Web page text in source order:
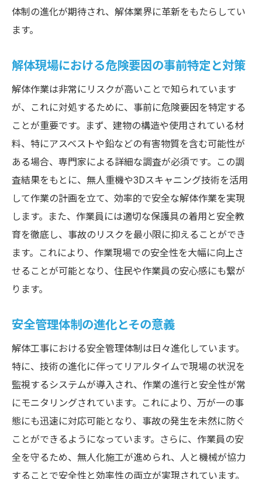
体制の進化が期待され、解体業界に革新をもたらしてい
ます。
解体現場における危険要因の事前特定と対策
解体作業は非常にリスクが高いことで知られています
が、これに対処するために、事前に危険要因を特定する
ことが重要です。まず、建物の構造や使用されている材
料、特にアスベストや鉛などの有害物質を含む可能性が
ある場合、専門家による詳細な調査が必須です。この調
査結果をもとに、無人重機や3Dスキャニング技術を活用
して作業の計画を立て、効率的で安全な解体作業を実現
します。また、作業員には適切な保護具の着用と安全教
育を徹底し、事故のリスクを最小限に抑えることができ
ます。これにより、作業現場での安全性を大幅に向上さ
せることが可能となり、住民や作業員の安心感にも繋が
ります。
安全管理体制の進化とその意義
解体工事における安全管理体制は日々進化しています。
特に、技術の進化に伴ってリアルタイムで現場の状況を
監視するシステムが導入され、作業の進行と安全性が常
にモニタリングされています。これにより、万が一の事
態にも迅速に対応可能となり、事故の発生を未然に防ぐ
ことができるようになっています。さらに、作業員の安
全を守るため、無人化施工が進められ、人と機械が協力
することで安全性と効率性の両立が実現されています。